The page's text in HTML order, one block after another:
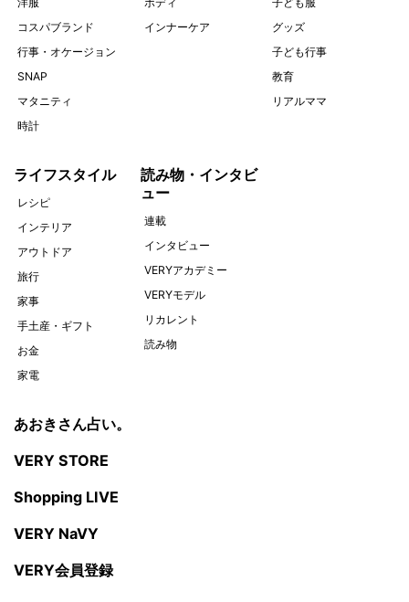
コスパブランド
行事・オケージョン
SNAP
マタニティ
時計
インナーケア
グッズ
子ども行事
教育
リアルママ
ライフスタイル
レシピ
インテリア
アウトドア
旅行
家事
手土産・ギフト
お金
家電
読み物・インタビ
ュー
連載
インタビュー
VERYアカデミー
VERYモデル
リカレント
読み物
あおきさん占い。
VERY STORE
Shopping LIVE
VERY NaVY
VERY会員登録